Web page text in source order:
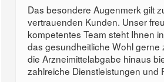
Das besondere Augenmerk gilt
vertrauenden Kunden. Unser
kompetentes Team steht Ihnen
das gesundheitliche Wohl gerne
die Arzneimittelabgabe hinaus
zahlreiche Dienstleistungen und